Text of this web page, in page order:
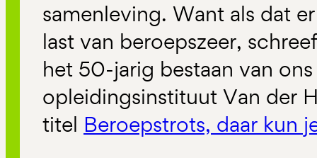
samenleving. Want als dat
last van beroepszeer,
het 50-jarig bestaan van
opleidingsinstituut Van der
titel Beroepstrots, daar kun